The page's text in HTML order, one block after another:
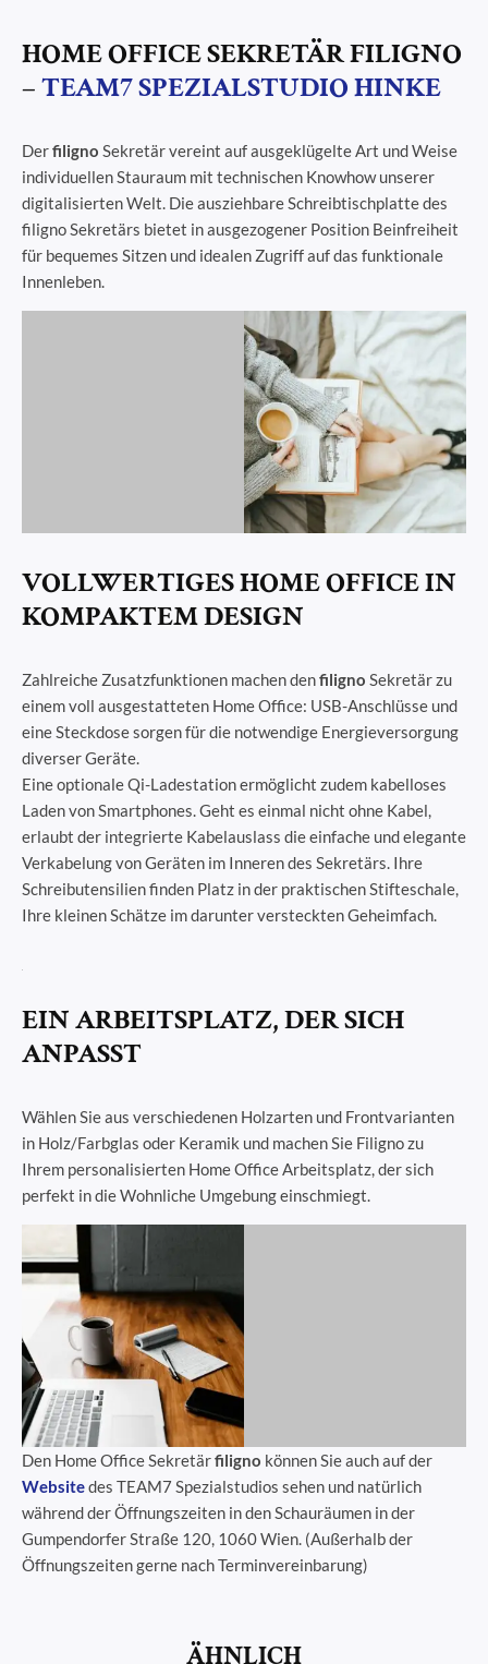
HOME OFFICE SEKRETÄR FILIGNO
–TEAM7 SPEZIALSTUDIO HINKE
Derfiligno Sekretär vereint auf ausgeklügelte Art und Weise
individuellen Stauraum mit technischen Knowhow unserer
digitalisierten Welt. Die ausziehbare Schreibtischplatte des
filigno Sekretärs bietet in ausgezogener Position Beinfreiheit
für bequemes Sitzen und idealen Zugriff auf das funktionale
Innenleben.
VOLLWERTIGES HOME OFFICE IN
KOMPAKTEM DESIGN
Zahlreiche Zusatzfunktionen machen denfiligno Sekretär zu
einem voll ausgestatteten Home Office: USB-Anschlüsse und
eine Steckdose sorgen für die notwendige Energieversorgung
diverser Geräte.
Eine optionale Qi-Ladestation ermöglicht zudem kabelloses
Laden von Smartphones. Geht es einmal nicht ohne Kabel,
erlaubt der integrierte Kabelauslass die einfache und elegante
Verkabelung von Geräten im Inneren des Sekretärs. Ihre
Schreibutensilien finden Platz in der praktischen Stifteschale,
Ihre kleinen Schätze im darunter versteckten Geheimfach.
EIN ARBEITSPLATZ, DER SICH
ANPASST
Wählen Sie aus verschiedenen Holzarten und Frontvarianten
in Holz/Farbglas oder Keramik und machen Sie Filigno zu
Ihrem personalisierten Home Office Arbeitsplatz, der sich
perfekt in die Wohnliche Umgebung einschmiegt.
Den Home Office Sekretärfiligno können Sie auch auf der
Websitedes TEAM7 Spezialstudios sehen und natürlich
während der Öffnungszeiten in den Schauräumen in der
Gumpendorfer Straße 120, 1060 Wien. (Außerhalb der
Öffnungszeiten gerne nach Terminvereinbarung)
ÄHNLICH